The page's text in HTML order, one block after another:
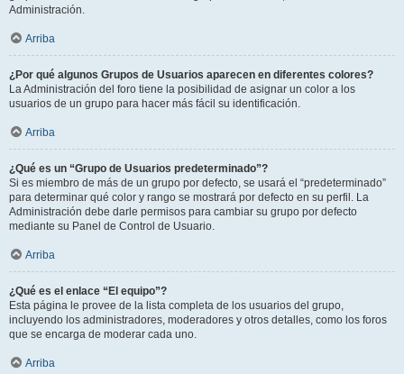
Administración.
Arriba
¿Por qué algunos Grupos de Usuarios aparecen en diferentes colores?
La Administración del foro tiene la posibilidad de asignar un color a los
usuarios de un grupo para hacer más fácil su identificación.
Arriba
¿Qué es un “Grupo de Usuarios predeterminado”?
Si es miembro de más de un grupo por defecto, se usará el “predeterminado”
para determinar qué color y rango se mostrará por defecto en su perfil. La
Administración debe darle permisos para cambiar su grupo por defecto
mediante su Panel de Control de Usuario.
Arriba
¿Qué es el enlace “El equipo”?
Esta página le provee de la lista completa de los usuarios del grupo,
incluyendo los administradores, moderadores y otros detalles, como los foros
que se encarga de moderar cada uno.
Arriba